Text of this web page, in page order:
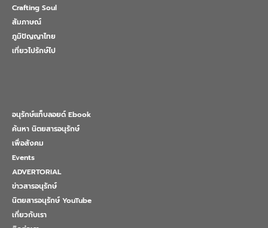
Crafting Soul
สัมภาษณ์
ภูมิปัญญาไทย
เที่ยวไปรักษ์ไป
อนุรักษ์แท็บลอยด์ Ebook
ค้นหา นิตยสารอนุรักษ์
เพื่อสังคม
Events
ADVERTORIAL
ข่าวสารอนุรักษ์
นิตยสารอนุรักษ์ YouTube
เกี่ยวกับเรา